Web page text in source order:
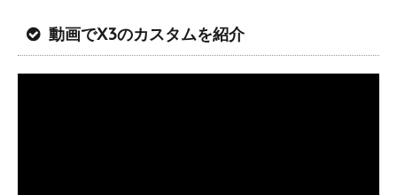
動画でX3のカスタムを紹介